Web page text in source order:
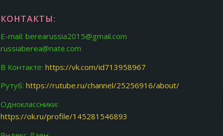
КОНТАКТЫ:
E-mail: berearussia2015@gmail.com
russiaberea@nate.com
В Контакте: https://vk.com/id713958967
Рутуб: https://rutube.ru/channel/25256916/about/
Одноклассники:
https://ok.ru/profile/145281546893